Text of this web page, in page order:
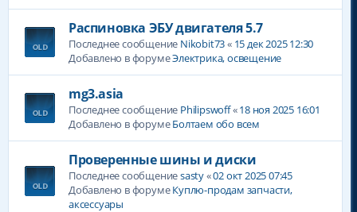
Распиновка ЭБУ двигателя 5.7
Последнее сообщение Nikobit73« 15 дек 2025 12:30
Добавлено в форумеЭлектрика, освещение
mg3.asia
Последнее сообщение Philipswoff«18 ноя 2025 16:01
Добавлено в форумеБолтаем обо всем
Проверенные шины и диски
Последнее сообщениеsasty«02 окт 2025 07:45
Добавлено в форумеКуплю-продам запчасти,
аксессуары